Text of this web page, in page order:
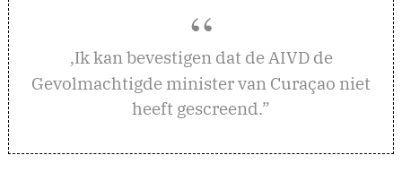
,Ik kan bevestigen dat de AIVD de
Gevolmachtigde minister van Curaçao niet
heeft gescreend.”